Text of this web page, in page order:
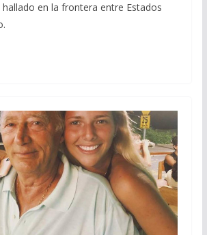
en la frontera entre Estados